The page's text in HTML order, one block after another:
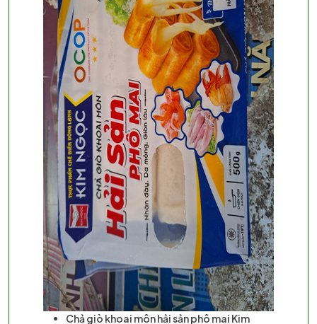
Chả giò khoai môn hải sản phô mai Kim